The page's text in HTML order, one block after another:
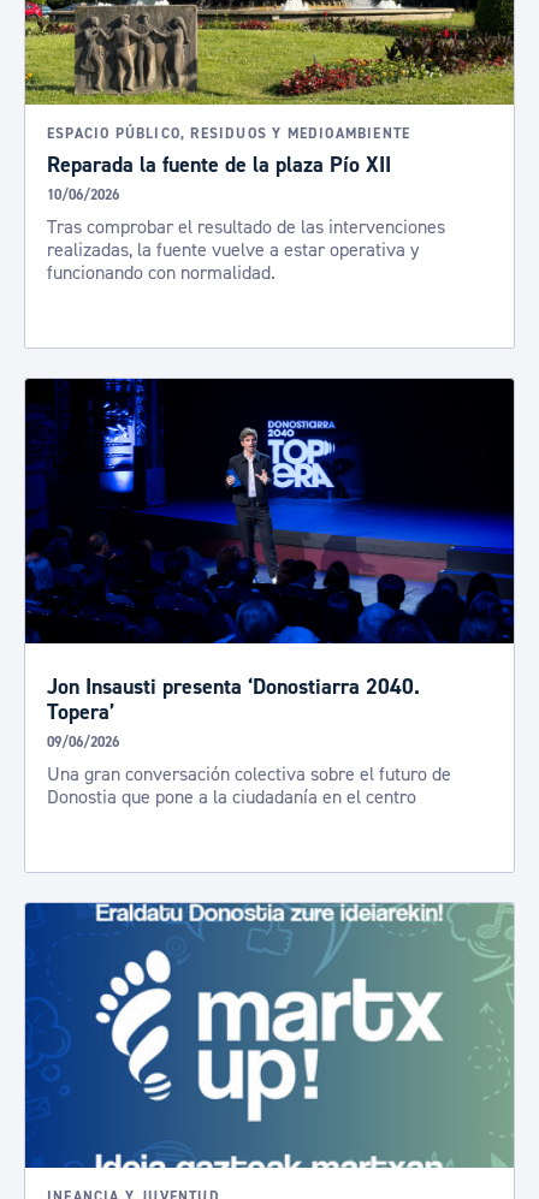
ESPACIO PÚBLICO, RESIDUOS Y MEDIOAMBIENTE
Reparada la fuente de la plaza Pío XII
10/06/2026
Tras comprobar el resultado de las intervenciones
realizadas, la fuente vuelve a estar operativa y
funcionando con normalidad.
Jon Insausti presenta ‘Donostiarra 2040.
Topera’
09/06/2026
Una gran conversación colectiva sobre el futuro de
Donostia que pone a la ciudadanía en el centro